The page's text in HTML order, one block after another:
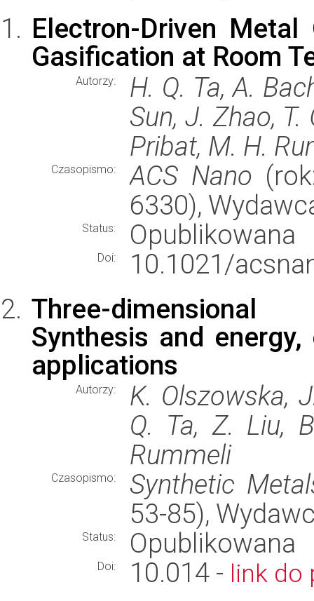
Electron-Driven
Gasification at Room
Autorzy:
H. Q. Ta, A.
Sun, J. Zhao,
Pribat, M. H.
Czasopismo: ACS Nano
6330),
Status: Opublikowana
Doi:
10.1021/
Three-dimensional
Synthesis and
applications
Autorzy:
K. Olszowska,
Q. Ta, Z. Liu,
Rummeli
Czasopismo:
Synthetic
53-85),
Status: Opublikowana
Doi: 10.014 - link do